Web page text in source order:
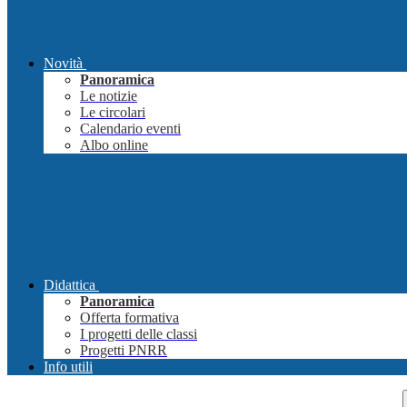
Novità
Panoramica
Le notizie
Le circolari
Calendario eventi
Albo online
Didattica
Panoramica
Offerta formativa
I progetti delle classi
Progetti PNRR
Info utili